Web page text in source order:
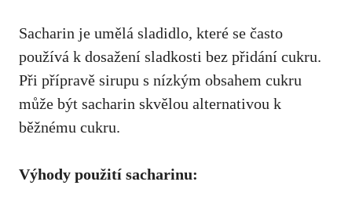
Sacharin je umělá sladidlo, které se často
používá ⁤k​ dosažení ⁢sladkosti bez​ přidání cukru.
Při ‍přípravě sirupu s nízkým⁤ obsahem cukru
může být sacharin ⁤skvělou ‌alternativou k
běžnému ⁣cukru.
Výhody použití⁢ sacharinu: